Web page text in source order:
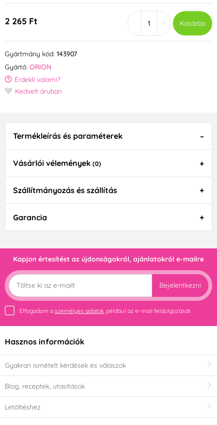
2 265 Ft + Kosárba
Gyártmány kód: 143907
Gyártó: ORION
Érdekli valami?
Kedvelt áruban
Termékleírás és paraméterek
Vásárlói vélemények (0)
Szállítmányozás és szállítás
Garancia
Kapjon értesítést az újdonságokról, ajánlatokról e-mailre
Bejelentkezni
Elfogadom a személyes adatok , például az e-mail feldolgozását
Hasznos információk
Gyakran ismételt kérdések és válaszok
Blog, receptek, utasítások
Letöltéshez